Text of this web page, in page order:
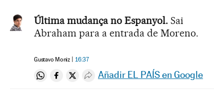
Última mudança no Espanyol. Sai
Abraham para a entrada de Moreno.
Gustavo Moniz 16:37
Compartir en Whatsapp
Compartir en Facebook
Compartir en Twitter
Desplegar Redes Sociales
Añadir EL PAÍS en Google